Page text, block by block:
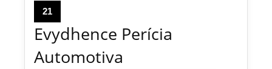
21
Evydhence Perícia
Automotiva